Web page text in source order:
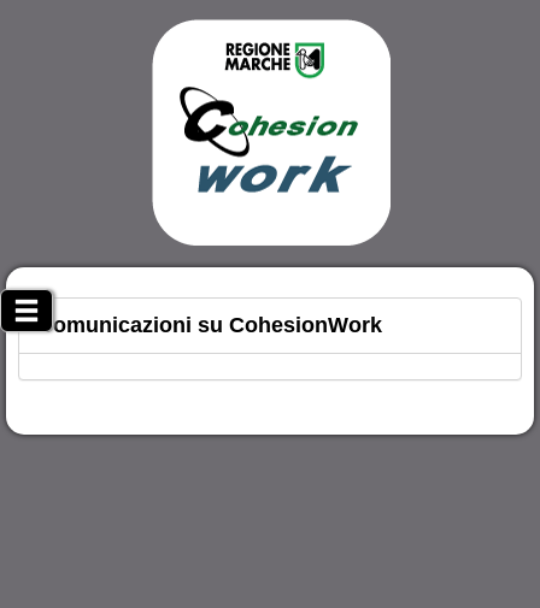
Comunicazioni su CohesionWork